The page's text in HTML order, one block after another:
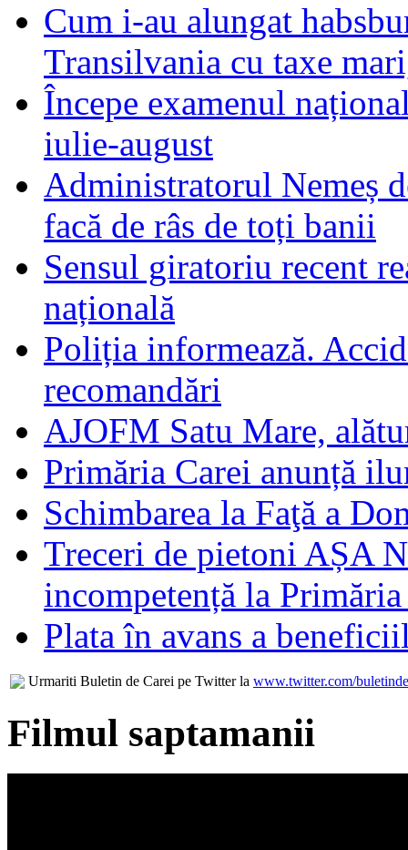
Cum i-au alungat
Transilvania cu taxe
Începe examenul
iulie-august
Administratorul Nemeș
facă de râs de toți banii
Sensul giratoriu recent
națională
Poliția informează.
recomandări
AJOFM Satu Mare,
Primăria Carei anunță
Schimbarea la Faţă a
Treceri de pietoni AȘA
incompetență la
Plata în avans a
Urmariti Buletin de Carei pe Twitter la www.twitter.com/
Filmul saptamanii